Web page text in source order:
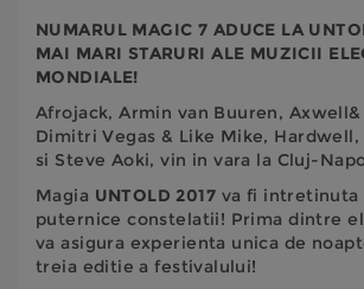
NUMARUL MAGIC 7 ADUCE LA
MAI MARI STARURI ALE MUZICII
MONDIALE!
Afrojack, Armin van Buuren, Axwell&
Dimitri Vegas & Like Mike,
si Steve Aoki, vin in vara la Cluj-
Magia UNTOLD 2017 va fi intretinuta
puternice constelatii! Prima dintre
va asigura experienta unica de
treia editie a festivalului!